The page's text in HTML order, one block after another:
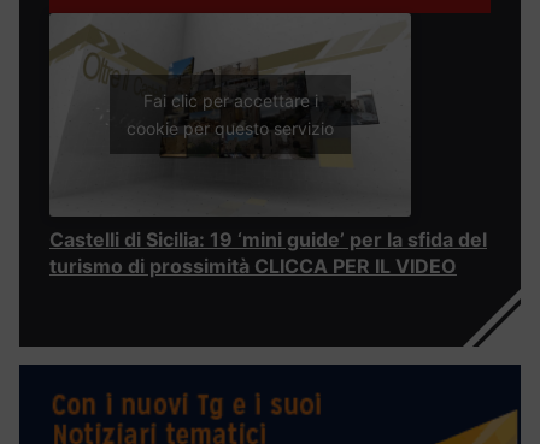
Fai clic per accettare i
cookie per questo servizio
Castelli di Sicilia: 19 ‘mini guide’ per la sfida del
turismo di prossimità CLICCA PER IL VIDEO